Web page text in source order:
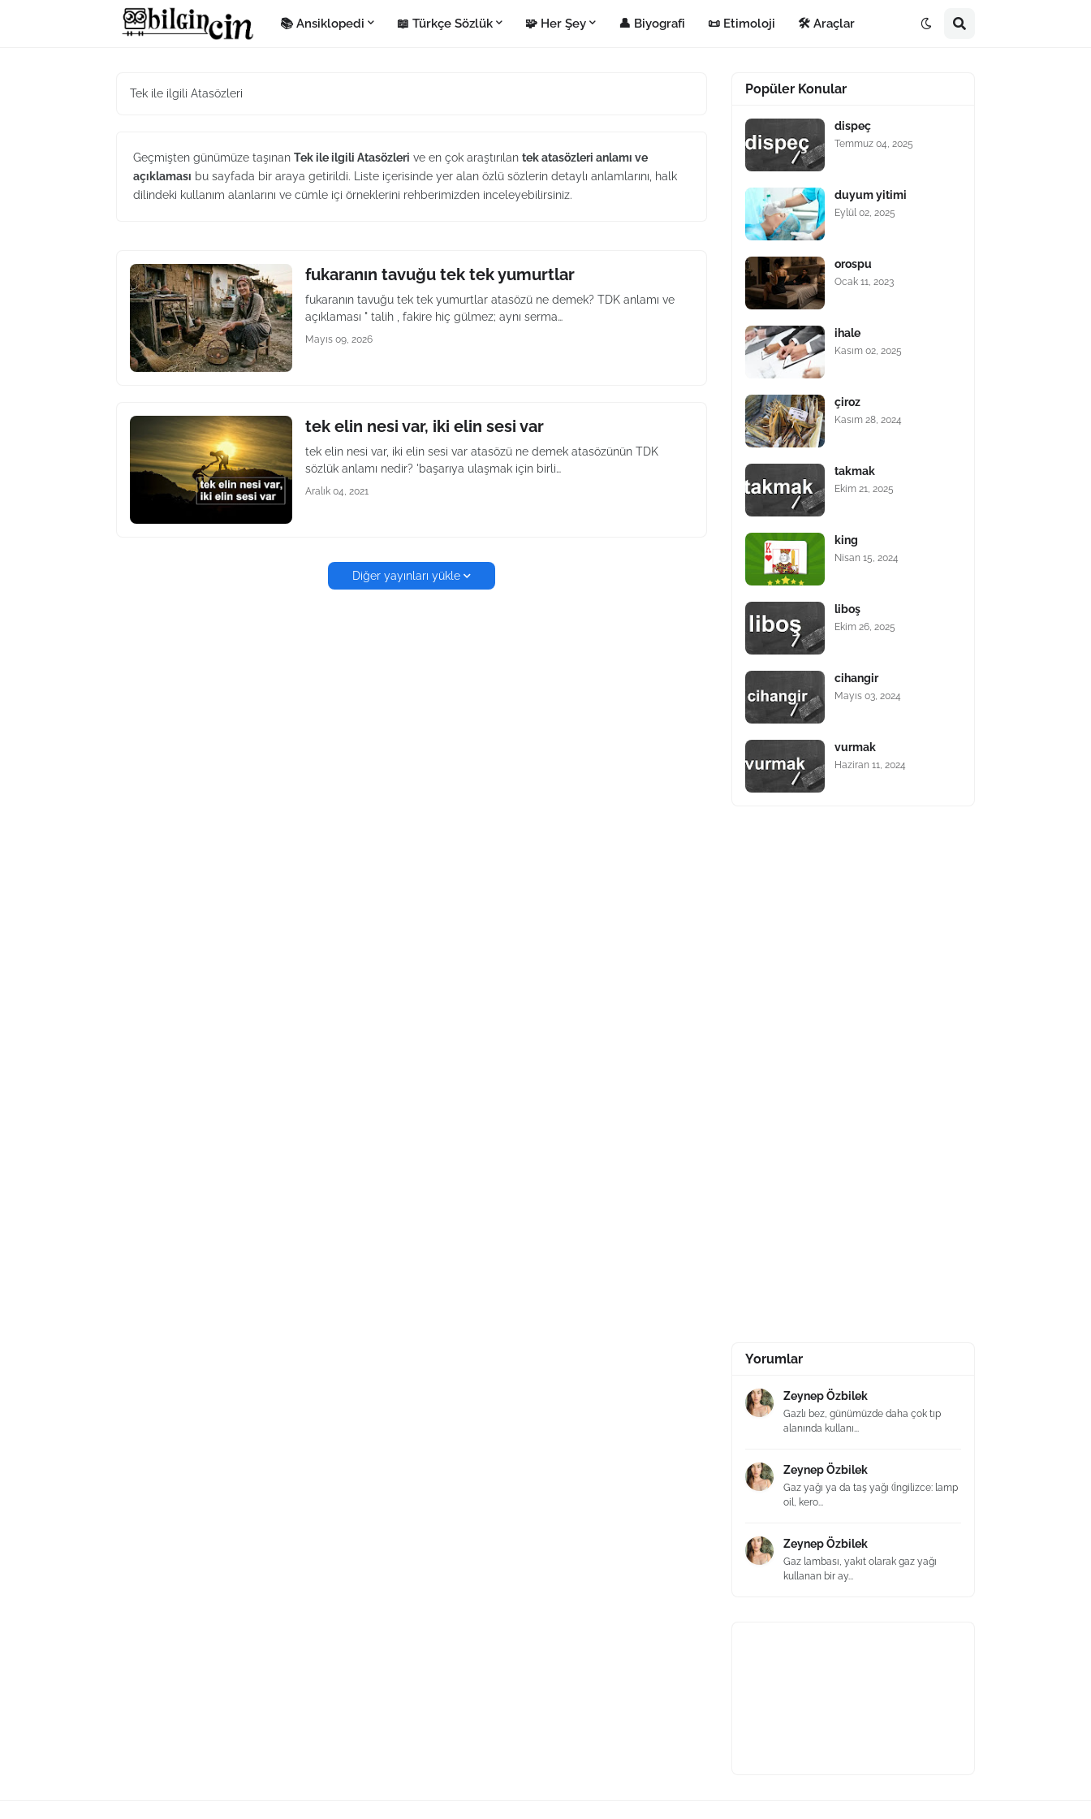
📚 Ansiklopedi 📖 Türkçe Sözlük 🧩 Her Şey 👤 Biyografi 📜 Etimoloji 🛠️ Araçlar
Tek ile ilgili Atasözleri
Geçmişten günümüze taşınan Tek ile ilgili Atasözleri ve en çok araştırılan tek atasözleri anlamı ve
açıklaması bu sayfada bir araya getirildi. Liste içerisinde yer alan özlü sözlerin detaylı anlamlarını, halk
dilindeki kullanım alanlarını ve cümle içi örneklerini rehberimizden inceleyebilirsiniz.
fukaranın tavuğu tek tek yumurtlar
fukaranın tavuğu tek tek yumurtlar atasözü ne demek? TDK anlamı ve
açıklaması " talih , fakire hiç gülmez; aynı serma…
Mayıs 09, 2026
tek elin nesi var, iki elin sesi var
tek elin nesi var, iki elin sesi var atasözü ne demek atasözünün TDK
sözlük anlamı nedir? 'başarıya ulaşmak için birli…
Aralık 04, 2021
Diğer yayınları yükle
Popüler Konular
dispeç
Temmuz 04, 2025
duyum yitimi
Eylül 02, 2025
orospu
Ocak 11, 2023
ihale
Kasım 02, 2025
çiroz
Kasım 28, 2024
takmak
Ekim 21, 2025
king
Nisan 15, 2024
liboş
Ekim 26, 2025
cihangir
Mayıs 03, 2024
vurmak
Haziran 11, 2024
Yorumlar
Zeynep Özbilek
Gazlı bez, günümüzde daha çok tıp
alanında kullanı...
Zeynep Özbilek
Gaz yağı ya da taş yağı (İngilizce: lamp
oil, kero...
Zeynep Özbilek
Gaz lambası, yakıt olarak gaz yağı
kullanan bir ay...